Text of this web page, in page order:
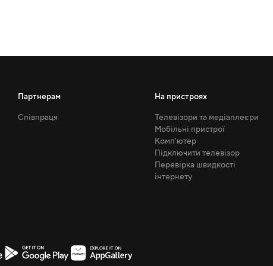
Партнерам
Співпраця
На пристроях
Телевізори та медіаплеєри
Мобільні пристрої
Комп'ютер
Підключити телевізор
Перевірка швидкості
інтернету